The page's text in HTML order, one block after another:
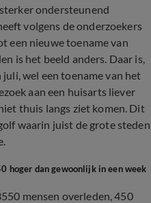
ondersteunend
volgens de onderzoekers
een nieuwe toename van
is het beeld anders. Daar is,
wel een toename van het
aan een huisarts liever
thuis langs ziet komen. Dit
waarin juist de grote steden
hoger dan gewoonlijk in een week
mensen overleden, 450